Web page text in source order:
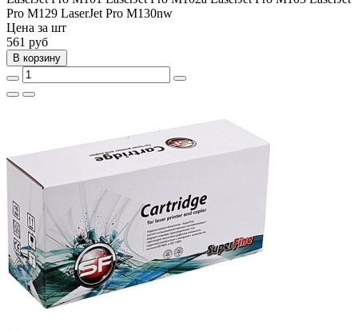
Pro M129 LaserJet Pro M130nw
Цена за шт
561 руб
В корзину